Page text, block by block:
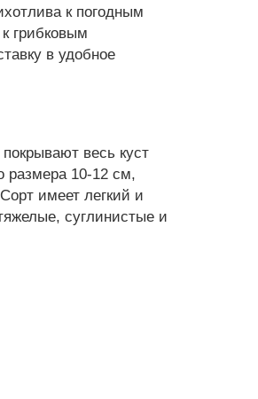
к погодным
грибковым
в удобное
весь куст
размера 10-12 см,
имеет легкий и
суглинистые и